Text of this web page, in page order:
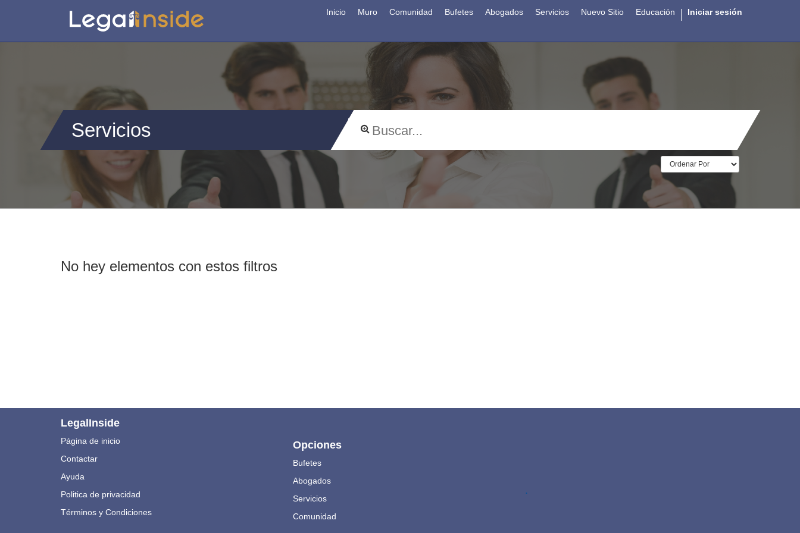
Inicio Muro Comunidad Bufetes Abogados Servicios Nuevo Sitio Educación Iniciar sesión
Servicios
No hey elementos con estos filtros
LegalInside
Página de inicio
Contactar
Ayuda
Politica de privacidad
Términos y Condiciones
Opciones
Bufetes
Abogados
Servicios
Comunidad
.